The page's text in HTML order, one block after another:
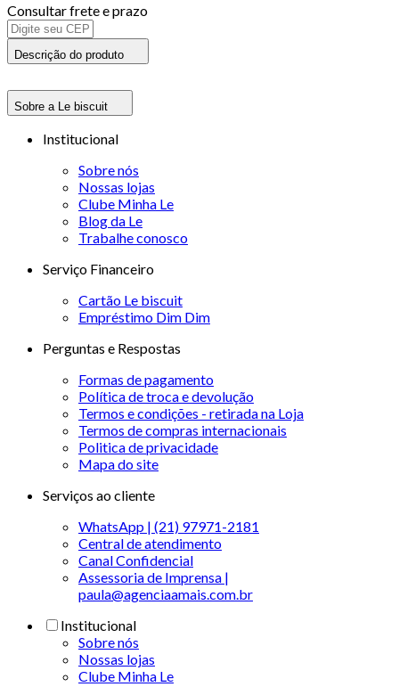
Consultar frete e prazo
Descrição do produto
Sobre a Le biscuit
Institucional
Sobre nós
Nossas lojas
Clube Minha Le
Blog da Le
Trabalhe conosco
Serviço Financeiro
Cartão Le biscuit
Empréstimo Dim Dim
Perguntas e Respostas
Formas de pagamento
Política de troca e devolução
Termos e condições - retirada na Loja
Termos de compras internacionais
Politica de privacidade
Mapa do site
Serviços ao cliente
WhatsApp | (21) 97971-2181
Central de atendimento
Canal Confidencial
Assessoria de Imprensa |
paula@agenciaamais.com.br
Institucional
Sobre nós
Nossas lojas
Clube Minha Le